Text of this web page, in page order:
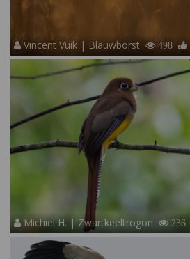
Vincent Vuik | Blauwborst 498
Michiel H. | Zwartkeeltrogon 236